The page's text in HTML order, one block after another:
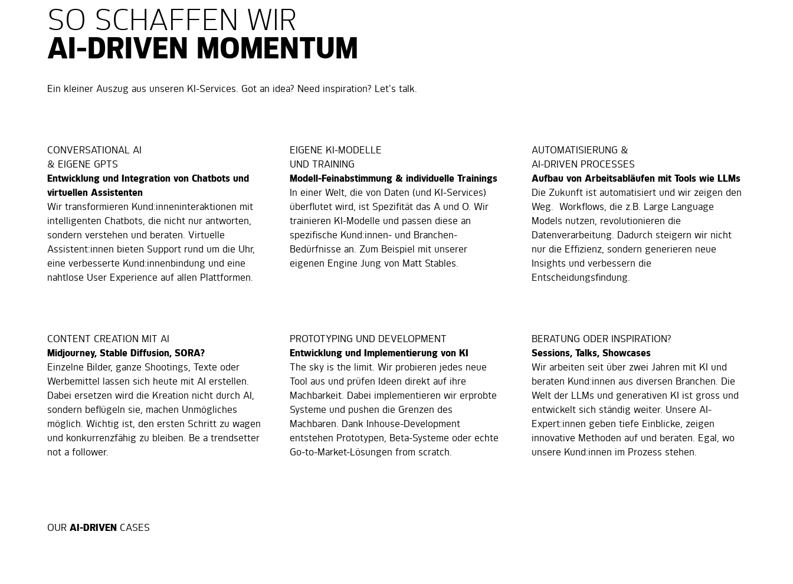
SO SCHAFFEN WIR
AI-DRIVEN MOMENTUM
Ein kleiner Auszug aus unseren KI-Services. Got an idea? Need inspiration? Let's talk.
CONVERSATIONAL AI
& EIGENE GPTS
Entwicklung und Integration von Chatbots und
virtuellen Assistenten
Wir transformieren Kund:inneninteraktionen mit
intelligenten Chatbots, die nicht nur antworten,
sondern verstehen und beraten. Virtuelle
Assistent:innen bieten Support rund um die Uhr,
eine verbesserte Kund:innenbindung und eine
nahtlose User Experience auf allen Plattformen.
EIGENE KI-MODELLE
UND TRAINING
Modell-Feinabstimmung & individuelle Trainings
In einer Welt, die von Daten (und KI-Services)
überflutet wird, ist Spezifität das A und O. Wir
trainieren KI-Modelle und passen diese an
spezifische Kund:innen- und Branchen-
Bedürfnisse an. Zum Beispiel mit unserer
eigenen Engine Jung von Matt Stables.
AUTOMATISIERUNG &
AI-DRIVEN PROCESSES
Aufbau von Arbeitsabläufen mit Tools wie LLMs
Die Zukunft ist automatisiert und wir zeigen den
Weg. Workflows, die z.B. Large Language
Models nutzen, revolutionieren die
Datenverarbeitung. Dadurch steigern wir nicht
nur die Effizienz, sondern generieren neue
Insights und verbessern die
Entscheidungsfindung.
CONTENT CREATION MIT AI
Midjourney, Stable Diffusion, SORA?
Einzelne Bilder, ganze Shootings, Texte oder
Werbemittel lassen sich heute mit AI erstellen.
Dabei ersetzen wird die Kreation nicht durch AI,
sondern beflügeln sie, machen Unmögliches
möglich. Wichtig ist, den ersten Schritt zu wagen
und konkurrenzfähig zu bleiben. Be a trendsetter
not a follower.
PROTOTYPING UND DEVELOPMENT
Entwicklung und Implementierung von KI
The sky is the limit. Wir probieren jedes neue
Tool aus und prüfen Ideen direkt auf ihre
Machbarkeit. Dabei implementieren wir erprobte
Systeme und pushen die Grenzen des
Machbaren. Dank Inhouse-Development
entstehen Prototypen, Beta-Systeme oder echte
Go-to-Market-Lösungen from scratch.
BERATUNG ODER INSPIRATION?
Sessions, Talks, Showcases
Wir arbeiten seit über zwei Jahren mit KI und
beraten Kund:innen aus diversen Branchen. Die
Welt der LLMs und generativen KI ist gross und
entwickelt sich ständig weiter. Unsere AI-
Expert:innen geben tiefe Einblicke, zeigen
innovative Methoden auf und beraten. Egal, wo
unsere Kund:innen im Prozess stehen.
OUR AI-DRIVEN CASES